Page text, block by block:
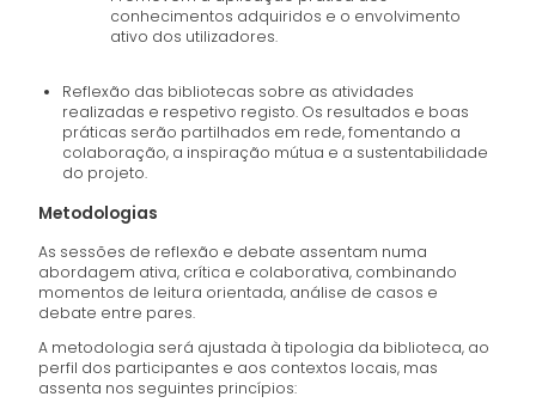
conhecimentos adquiridos e o envolvimento
ativo dos utilizadores.
Reflexão das bibliotecas sobre as atividades
realizadas e respetivo registo. Os resultados e boas
práticas serão partilhados em rede, fomentando a
colaboração, a inspiração mútua e a sustentabilidade
do projeto.
Metodologias
As sessões de reflexão e debate assentam numa
abordagem ativa, crítica e colaborativa, combinando
momentos de leitura orientada, análise de casos e
debate entre pares.
A metodologia será ajustada à tipologia da biblioteca, ao
perfil dos participantes e aos contextos locais, mas
assenta nos seguintes princípios: